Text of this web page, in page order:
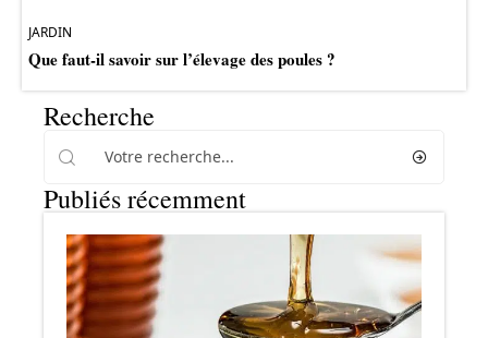
JARDIN
Que faut-il savoir sur l’élevage des poules ?
Recherche
Publiés récemment